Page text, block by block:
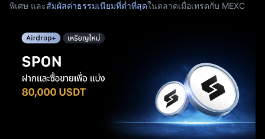
พิเศษ และสัมผัสค่าธรรมเนียมที่ต่ำที่สุดในตลาดเมื่อเทรดกับ MEXC